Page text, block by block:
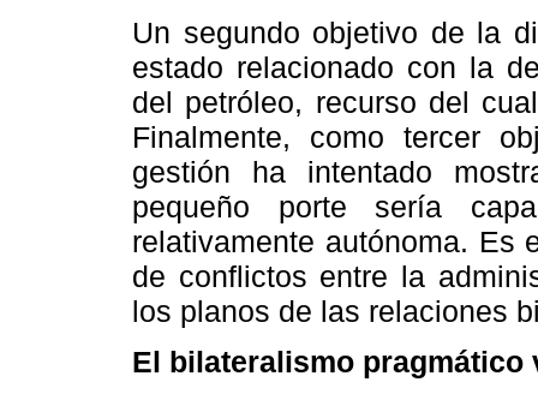
Un segundo objetivo de la
estado relacionado con la
del petróleo, recurso del
Finalmente, como tercer
gestión ha intentado
pequeño porte sería
relativamente autónoma. Es
de conflictos entre la
los planos de las relaciones
El bilateralismo pragmático